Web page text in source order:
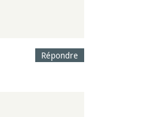
Répondre